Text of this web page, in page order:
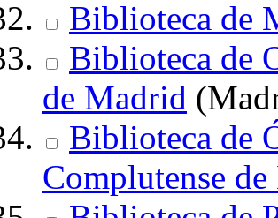
Biblioteca de
Biblioteca de
de Madrid
Biblioteca de
Complutense